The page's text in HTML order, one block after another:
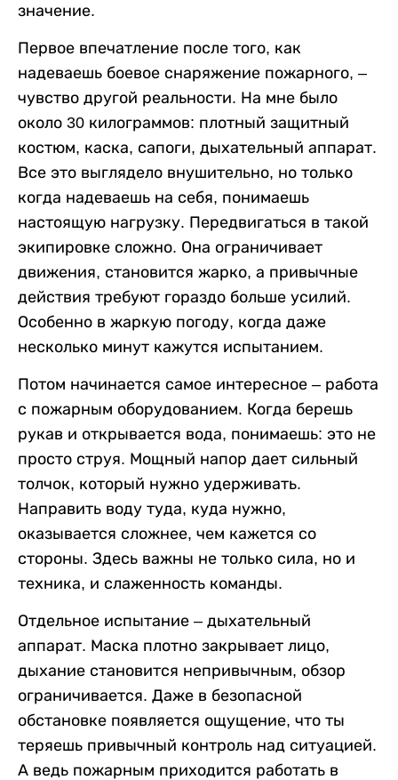
значение.
Первое впечатление после того, как
надеваешь боевое снаряжение пожарного, –
чувство другой реальности. На мне было
около 30 килограммов: плотный защитный
костюм, каска, сапоги, дыхательный аппарат.
Все это выглядело внушительно, но только
когда надеваешь на себя, понимаешь
настоящую нагрузку. Передвигаться в такой
экипировке сложно. Она ограничивает
движения, становится жарко, а привычные
действия требуют гораздо больше усилий.
Особенно в жаркую погоду, когда даже
несколько минут кажутся испытанием.
Потом начинается самое интересное – работа
с пожарным оборудованием. Когда берешь
рукав и открывается вода, понимаешь: это не
просто струя. Мощный напор дает сильный
толчок, который нужно удерживать.
Направить воду туда, куда нужно,
оказывается сложнее, чем кажется со
стороны. Здесь важны не только сила, но и
техника, и слаженность команды.
Отдельное испытание – дыхательный
аппарат. Маска плотно закрывает лицо,
дыхание становится непривычным, обзор
ограничивается. Даже в безопасной
обстановке появляется ощущение, что ты
теряешь привычный контроль над ситуацией.
А ведь пожарным приходится работать в